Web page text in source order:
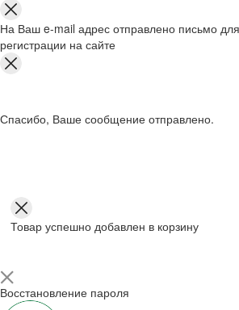
На Ваш e-mail адрес отправлено письмо
регистрации на сайте
Спасибо, Ваше сообщение отправлено.
Товар успешно добавлен в корзину
Восстановление пароля